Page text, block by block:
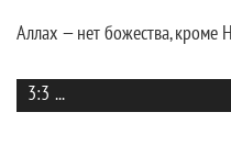
Аллах — нет божества, кроме
3:3 ...